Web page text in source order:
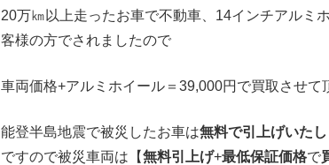
20万㎞以上走ったお車で不動車、14インチアルミ
客様の方でされましたので
車両価格+アルミホイール ＝39,000円で買取させて
能登半島地震で被災したお車は無料で引上げいたし
ですので被災車両は【無料引上げ+最低保証価格で